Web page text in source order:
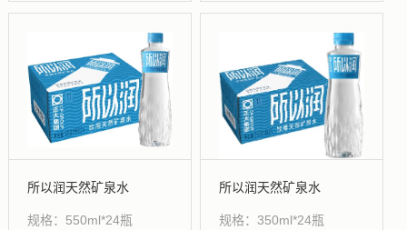
所以润天然矿泉水
规格：550ml*24瓶
所以润天然矿泉水
规格：350ml*24瓶